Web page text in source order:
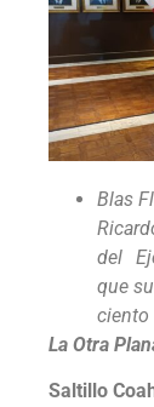
Blas
del
que
ciento
La Otra
Saltillo